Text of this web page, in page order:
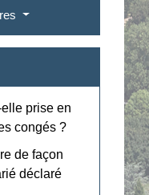
prise en
congés ?
de façon
déclaré